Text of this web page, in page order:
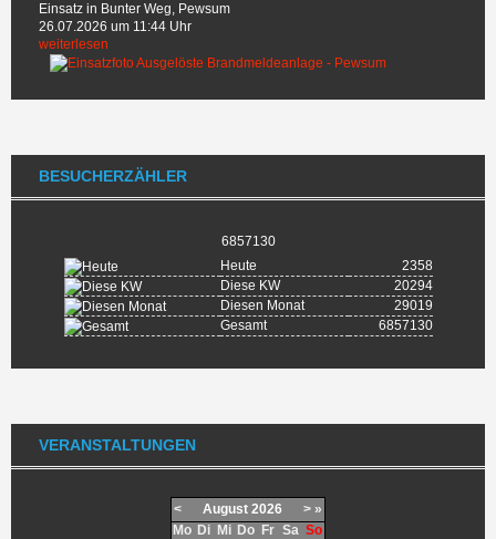
Einsatz in Bunter Weg, Pewsum
26.07.2026 um 11:44 Uhr
weiterlesen
BESUCHERZÄHLER
6857130
Heute
2358
Diese KW
20294
Diesen Monat
29019
Gesamt
6857130
VERANSTALTUNGEN
< August 2026 > »
Mo Di Mi Do Fr Sa So